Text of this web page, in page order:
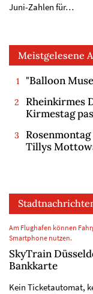
Juni-Zahlen für…
Meistgelesene
"Balloon
Rheinkirmes
Kirmestag
Tillys
Am Flughafen können
Smartphone nutzen.
SkyTrain
Bankkarte
Kein Ticketautomat,